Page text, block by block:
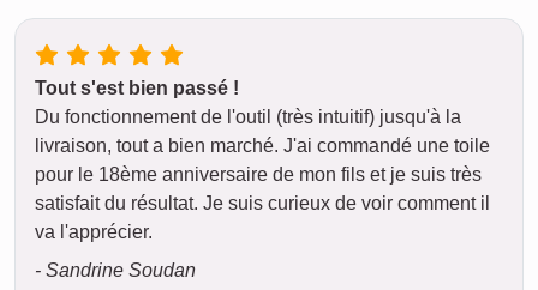
Tout s'est bien passé !
Du fonctionnement de l'outil (très intuitif) jusqu'à la
livraison, tout a bien marché. J'ai commandé une toile
pour le 18ème anniversaire de mon fils et je suis très
satisfait du résultat. Je suis curieux de voir comment il
va l'apprécier.
- Sandrine Soudan